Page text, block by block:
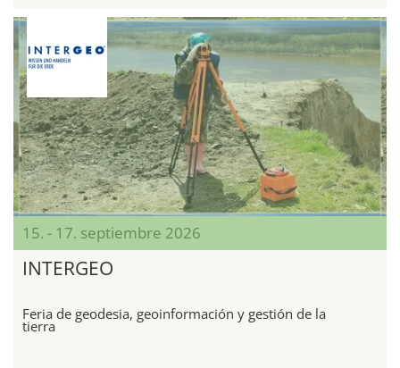
15. - 17. septiembre 2026
INTERGEO
Feria de geodesia, geoinformación y gestión de la
tierra